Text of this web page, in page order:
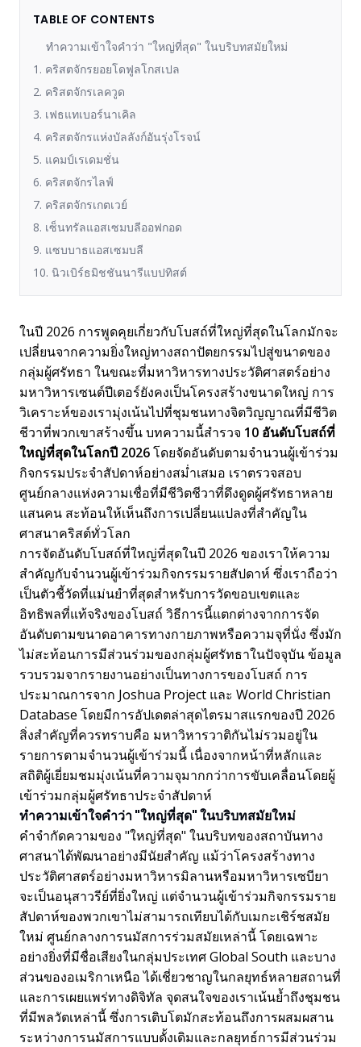
TABLE OF CONTENTS
ทำความเข้าใจคำว่า "ใหญ่ที่สุด" ในบริบทสมัยใหม่
1. คริสตจักรยอยโดฟูลโกสเปล
2. คริสตจักรเลควูด
3. เฟธแทเบอร์นาเคิล
4. คริสตจักรแห่งบัลลังก์อันรุ่งโรจน์
5. แคมป์เรเดมชั่น
6. คริสตจักรไลฟ์
7. คริสตจักรเกตเวย์
8. เซ็นทรัลแอสเซมบลีออฟกอด
9. แซบบาธแอสเซมบลี
10. นิวเบิร์ธมิชชันนารีแบปทิสต์
ในปี 2026 การพูดคุยเกี่ยวกับโบสถ์ที่ใหญ่ที่สุดในโลกมักจะ
เปลี่ยนจากความยิ่งใหญ่ทางสถาปัตยกรรมไปสู่ขนาดของ
กลุ่มผู้ศรัทธา ในขณะที่มหาวิหารทางประวัติศาสตร์อย่าง
มหาวิหารเซนต์ปีเตอร์ยังคงเป็นโครงสร้างขนาดใหญ่ การ
วิเคราะห์ของเรามุ่งเน้นไปที่ชุมชนทางจิตวิญญาณที่มีชีวิต
ชีวาที่พวกเขาสร้างขึ้น บทความนี้สำรวจ 10 อันดับโบสถ์ที่
ใหญ่ที่สุดในโลกปี 2026โดยจัดอันดับตามจำนวนผู้เข้าร่วม
กิจกรรมประจำสัปดาห์อย่างสม่ำเสมอ เราตรวจสอบ
ศูนย์กลางแห่งความเชื่อที่มีชีวิตชีวาที่ดึงดูดผู้ศรัทธาหลาย
แสนคน สะท้อนให้เห็นถึงการเปลี่ยนแปลงที่สำคัญใน
ศาสนาคริสต์ทั่วโลก
การจัดอันดับโบสถ์ที่ใหญ่ที่สุดในปี 2026 ของเราให้ความ
สำคัญกับจำนวนผู้เข้าร่วมกิจกรรมรายสัปดาห์ ซึ่งเราถือว่า
เป็นตัวชี้วัดที่แม่นยำที่สุดสำหรับการวัดขอบเขตและ
อิทธิพลที่แท้จริงของโบสถ์ วิธีการนี้แตกต่างจากการจัด
อันดับตามขนาดอาคารทางกายภาพหรือความจุที่นั่ง ซึ่งมัก
ไม่สะท้อนการมีส่วนร่วมของกลุ่มผู้ศรัทธาในปัจจุบัน ข้อมูล
รวบรวมจากรายงานอย่างเป็นทางการของโบสถ์ การ
ประมาณการจาก Joshua Project และ World Christian
Database โดยมีการอัปเดตล่าสุดไตรมาสแรกของปี 2026
สิ่งสำคัญที่ควรทราบคือ มหาวิหารวาติกันไม่รวมอยู่ใน
รายการตามจำนวนผู้เข้าร่วมนี้ เนื่องจากหน้าที่หลักและ
สถิติผู้เยี่ยมชมมุ่งเน้นที่ความจุมากกว่าการขับเคลื่อนโดยผู้
เข้าร่วมกลุ่มผู้ศรัทธาประจำสัปดาห์
ทำความเข้าใจคำว่า "ใหญ่ที่สุด" ในบริบทสมัยใหม่
คำจำกัดความของ "ใหญ่ที่สุด" ในบริบทของสถาบันทาง
ศาสนาได้พัฒนาอย่างมีนัยสำคัญ แม้ว่าโครงสร้างทาง
ประวัติศาสตร์อย่างมหาวิหารมิลานหรือมหาวิหารเซบียา
จะเป็นอนุสาวรีย์ที่ยิ่งใหญ่ แต่จำนวนผู้เข้าร่วมกิจกรรมราย
สัปดาห์ของพวกเขาไม่สามารถเทียบได้กับเมกะเชิร์ชสมัย
ใหม่ ศูนย์กลางการนมัสการร่วมสมัยเหล่านี้ โดยเฉพาะ
อย่างยิ่งที่มีชื่อเสียงในกลุ่มประเทศ Global South และบาง
ส่วนของอเมริกาเหนือ ได้เชี่ยวชาญในกลยุทธ์หลายสถานที่
และการเผยแพร่ทางดิจิทัล จุดสนใจของเราเน้นย้ำถึงชุมชน
ที่มีพลวัตเหล่านี้ ซึ่งการเติบโตมักสะท้อนถึงการผสมผสาน
ระหว่างการนมัสการแบบดั้งเดิมและกลยุทธ์การมีส่วนร่วม